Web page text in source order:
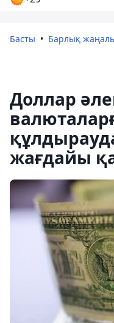
Басты Барлық
Доллар
жағдайы